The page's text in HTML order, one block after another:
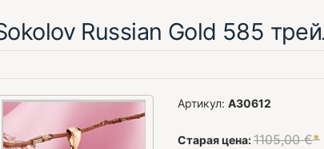
Russian Gold 585
Артикул: A30612
Старая цена:1105,00€*